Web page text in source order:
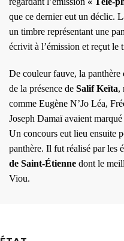
que ce dernier eut un déclic.
un timbre représentant une
écrivit à l’émission et reçut le
De couleur fauve, la panthère
de la présence de Salif Keïta,
comme Eugène N’Jo Léa,
Joseph Damaï avaient
Un concours eut lieu ensuite
panthère. Il fut réalisé par les
de Saint-Étienne dont le
Viou.